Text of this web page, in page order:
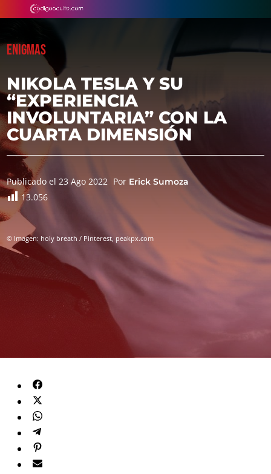
ENIGMAS
NIKOLA TESLA Y SU
“EXPERIENCIA
INVOLUNTARIA” CON LA
CUARTA DIMENSIÓN
Publicado el 23 Ago 2022 Por Erick Sumoza
13.056
© Imagen: holy breath / Pinterest, peakpx.com